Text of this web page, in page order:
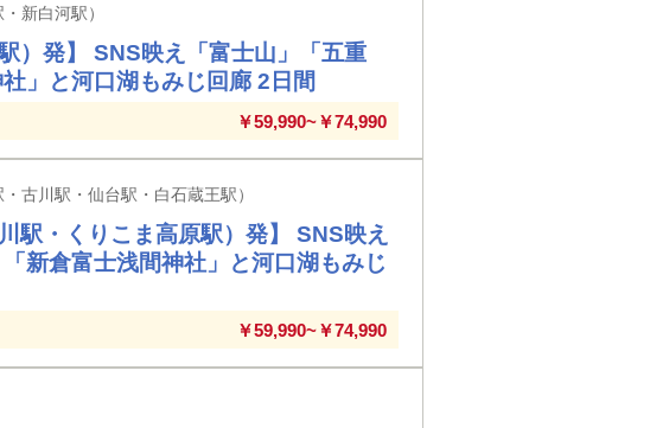
新白河駅）
）発】 SNS映え「富士山」「五重
」と河口湖もみじ回廊 2日間
￥59,990~￥74,990
古川駅・仙台駅・白石蔵王駅）
駅・くりこま高原駅）発】 SNS映え
新倉富士浅間神社」と河口湖もみじ
￥59,990~￥74,990